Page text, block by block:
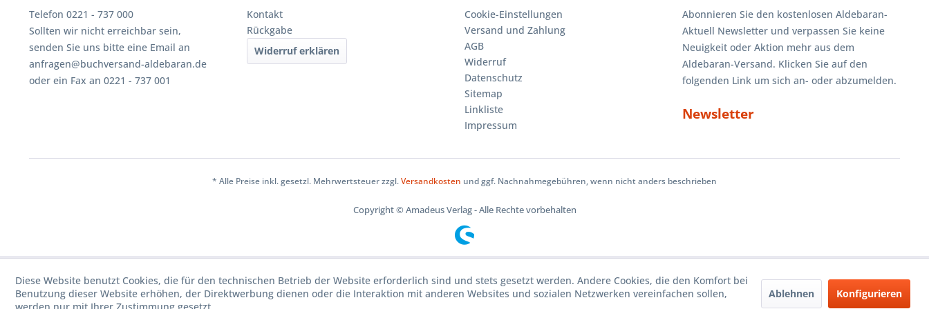
Telefon 0221 - 737 000
Sollten wir nicht erreichbar sein,
senden Sie uns bitte eine Email an
anfragen@buchversand-aldebaran.de
oder ein Fax an 0221 - 737 001
Kontakt
Rückgabe
Widerruf erklären
Cookie-Einstellungen
Versand und Zahlung
AGB
Widerruf
Datenschutz
Sitemap
Linkliste
Impressum
Abonnieren Sie den kostenlosen Aldebaran-
Aktuell Newsletter und verpassen Sie keine
Neuigkeit oder Aktion mehr aus dem
Aldebaran-Versand. Klicken Sie auf den
folgenden Link um sich an- oder abzumelden.
Newsletter
* Alle Preise inkl. gesetzl. Mehrwertsteuer zzgl.Versandkosten und ggf. Nachnahmegebühren, wenn nicht anders beschrieben
Copyright © Amadeus Verlag - Alle Rechte vorbehalten
Diese Website benutzt Cookies, die für den technischen Betrieb der Website erforderlich sind und stets gesetzt werden. Andere Cookies, die den Komfort bei
Benutzung dieser Website erhöhen, der Direktwerbung dienen oder die Interaktion mit anderen Websites und sozialen Netzwerken vereinfachen sollen,
Ablehnen Konfigurieren